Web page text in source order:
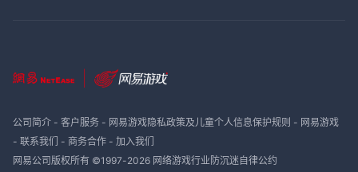
公司简介- 客户服务- 网易游戏隐私政策及儿童个人信息保护规则 - 网易游戏
- 联系我们 - 商务合作- 加入我们
网易公司版权所有 ©1997-2026 网络游戏行业防沉迷自律公约